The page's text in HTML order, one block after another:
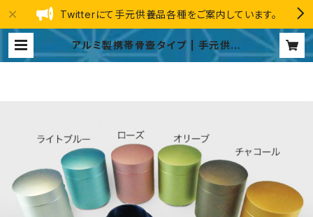
Twitterにて手元供養品各種をご案内しています。
アルミ製携帯骨壺タイプ | 手元供養
品 総合ストア GINGA